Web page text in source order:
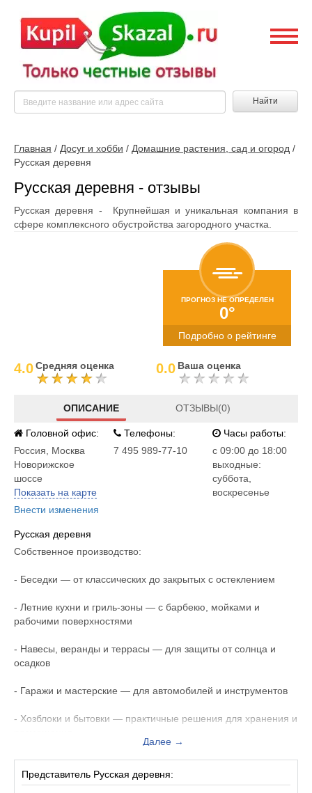
Найти
Главная / Досуг и хобби / Домашние растения, сад и огород /
Русская деревня
Русская деревня - отзывы
Русская деревня - Крупнейшая и уникальная компания в
сфере комплексного обустройства загородного участка.
ПРОГНОЗ НЕ ОПРЕДЕЛЕН
0°
Подробно о рейтинге
4.0Средняя оценка 0.0 Ваша оценка
ОПИСАНИЕ ОТЗЫВЫ(0)
Головной офис:
Россия
Москва
Новорижское
шоссе
Показать на карте
Внести изменения
Телефоны:
7 495 989-77-10
Часы работы:
c 09:00 до 18:00
выходные:
суббота,
воскресенье
Русская деревня
Собственное производство:
- Беседки — от классических до закрытых с остеклением
- Летние кухни и гриль-зоны — с барбекю, мойками и
рабочими поверхностями
- Навесы, веранды и террасы — для защиты от солнца и
осадков
- Гаражи и мастерские — для автомобилей и инструментов
- Хозблоки и бытовки — практичные решения для хранения и
- Детские домики, песочницы — безопасные игровые зоны
для детей
Далее →
Представитель Русская деревня: